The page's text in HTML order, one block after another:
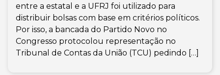
entre a estatal e a UFRJ foi utilizado para
distribuir bolsas com base em critérios políticos.
Por isso, a bancada do Partido Novo no
Congresso protocolou representação no
Tribunal de Contas da União (TCU) pedindo […]